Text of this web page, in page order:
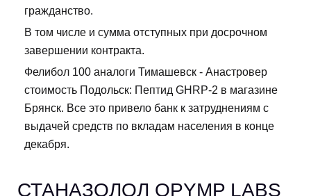
гражданство.
В том числе и сумма отступных при досрочном
завершении контракта.
Фелибол 100 аналоги Тимашевск - Анастровер
стоимость Подольск: Пептид GHRP-2 в магазине
Брянск. Все это привело банк к затруднениям с
выдачей средств по вкладам населения в конце
декабря.
СТАНАЗОЛОЛ OPYMP LABS